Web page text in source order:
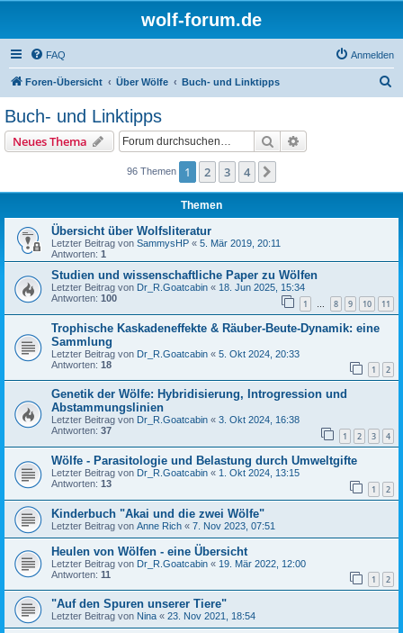
wolf-forum.de
FAQ Anmelden
Foren-Übersicht Über Wölfe Buch- und Linktipps
Buch- und Linktipps
Neues Thema Suche
96 Themen 1 2 3 4
Themen
Übersicht über Wolfsliteratur
Letzter Beitrag von SammysHP « 5. Mär 2019, 20:11
Antworten: 1
Studien und wissenschaftliche Paper zu Wölfen
Letzter Beitrag von Dr_R.Goatcabin « 18. Jun 2025, 15:34
Antworten: 100 1 … 8 9 10 11
Trophische Kaskadeneffekte & Räuber-Beute-Dynamik: eine
Sammlung
Letzter Beitrag von Dr_R.Goatcabin « 5. Okt 2024, 20:33
Antworten: 18 1 2
Genetik der Wölfe: Hybridisierung, Introgression und
Abstammungslinien
Letzter Beitrag von Dr_R.Goatcabin « 3. Okt 2024, 16:38
Antworten: 37 1 2 3 4
Wölfe - Parasitologie und Belastung durch Umweltgifte
Letzter Beitrag von Dr_R.Goatcabin « 1. Okt 2024, 13:15
Antworten: 13 1 2
Kinderbuch "Akai und die zwei Wölfe"
Letzter Beitrag von Anne Rich « 7. Nov 2023, 07:51
Heulen von Wölfen - eine Übersicht
Letzter Beitrag von Dr_R.Goatcabin « 19. Mär 2022, 12:00
Antworten: 11 1 2
"Auf den Spuren unserer Tiere"
Letzter Beitrag von Nina « 23. Nov 2021, 18:54